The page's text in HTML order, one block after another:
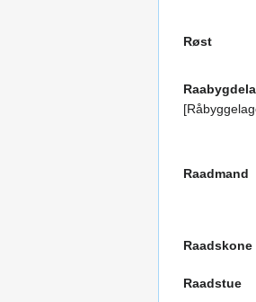
Røst
Raadmand
Raadskone
Raadstue